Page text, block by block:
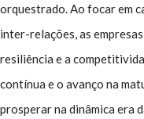
orquestrado. Ao focar em
inter-relações, as
resiliência e a
contínua e o avanço na
prosperar na dinâmica era